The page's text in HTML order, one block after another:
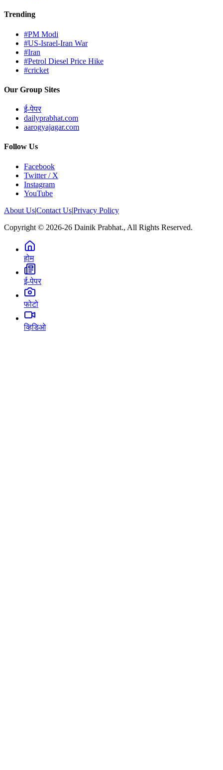
Trending
#PM Modi
#US-Israel-Iran War
#Iran
#Petrol Diesel Price Hike
#cricket
Our Group Sites
ई-पेपर
dailyprabhat.com
aarogyajagar.com
Follow Us
Facebook
Twitter / X
Instagram
YouTube
About Us|Contact Us|Privacy Policy
Copyright © 2026-26 Dainik Prabhat., All Rights Reserved.
होम
ई-पेपर
फोटो
व्हिडिओ